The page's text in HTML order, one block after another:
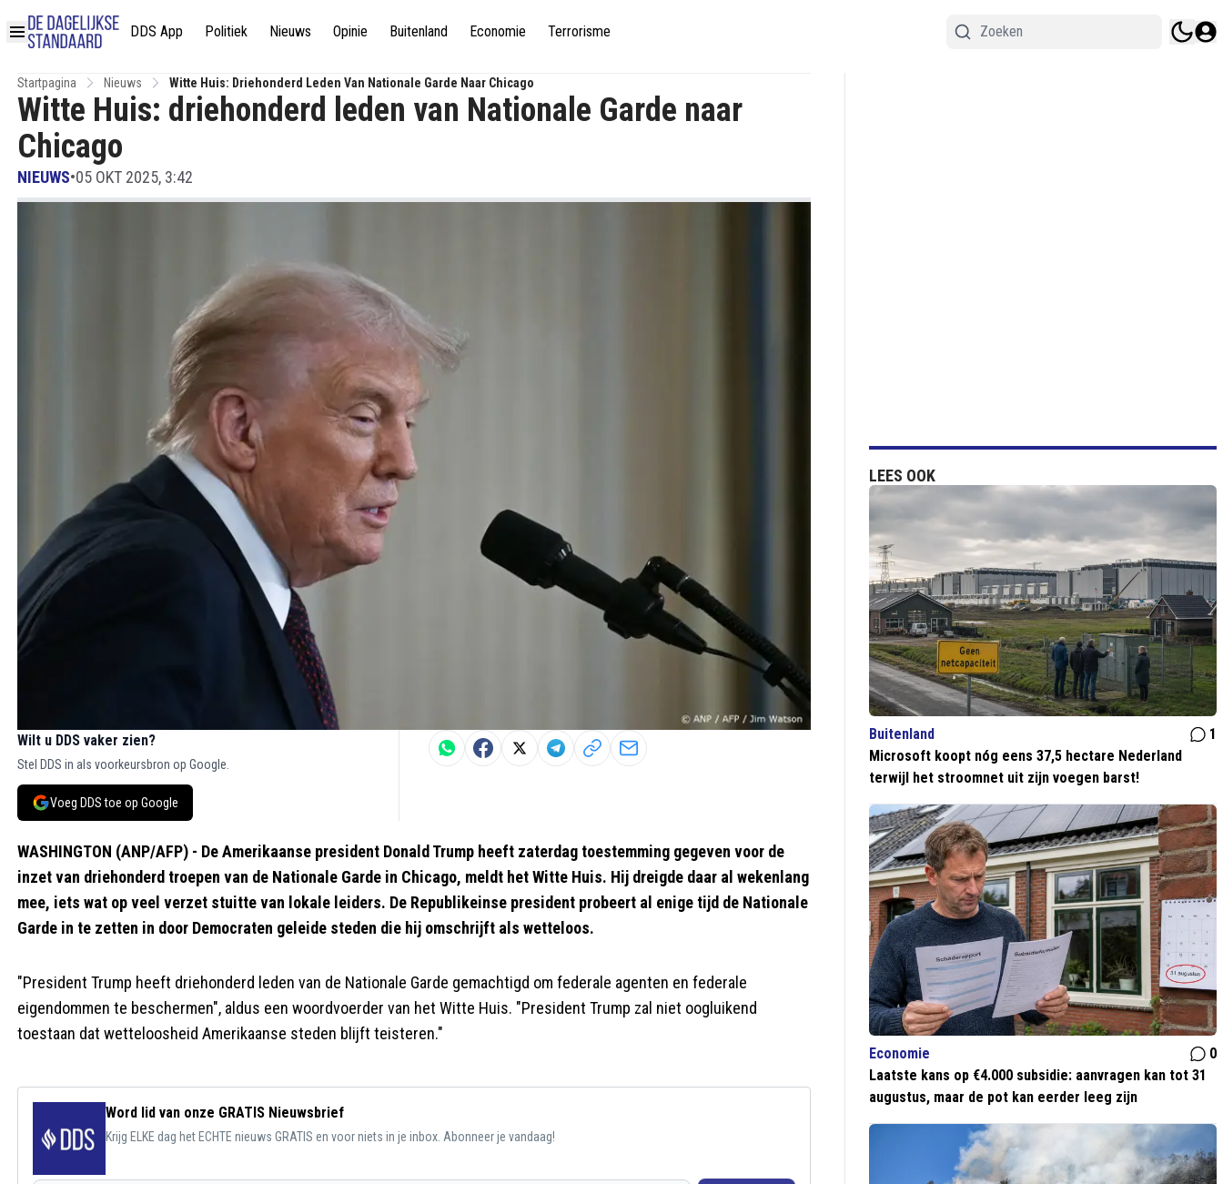
DDS App Politiek Nieuws Opinie Buitenland Economie Terrorisme
Startpagina Nieuws Witte Huis: Driehonderd Leden Van Nationale Garde Naar Chicago
Witte Huis: driehonderd leden van Nationale Garde naar
Chicago
NIEUWS•05 OKT 2025, 3:42
Wilt u DDS vaker zien?
Stel DDS in als voorkeursbron op Google.
Voeg DDS toe op Google
WASHINGTON (ANP/AFP) - De Amerikaanse president Donald Trump heeft zaterdag toestemming gegeven voor de
inzet van driehonderd troepen van de Nationale Garde in Chicago, meldt het Witte Huis. Hij dreigde daar al wekenlang
mee, iets wat op veel verzet stuitte van lokale leiders. De Republikeinse president probeert al enige tijd de Nationale
Garde in te zetten in door Democraten geleide steden die hij omschrijft als wetteloos.
"President Trump heeft driehonderd leden van de Nationale Garde gemachtigd om federale agenten en federale
eigendommen te beschermen", aldus een woordvoerder van het Witte Huis. "President Trump zal niet oogluikend
toestaan dat wetteloosheid Amerikaanse steden blijft teisteren."
Word lid van onze GRATIS Nieuwsbrief
Krijg ELKE dag het ECHTE nieuws GRATIS en voor niets in je inbox. Abonneer je vandaag!
LEES OOK
Buitenland
1
Microsoft koopt nóg eens 37,5 hectare Nederland
terwijl het stroomnet uit zijn voegen barst!
Economie
0
Laatste kans op €4.000 subsidie: aanvragen kan tot 31
augustus, maar de pot kan eerder leeg zijn